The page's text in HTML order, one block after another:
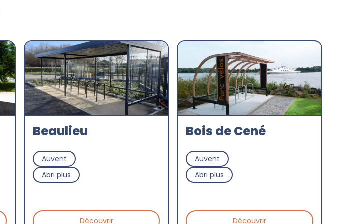
Beaulieu
Auvent
Abri plus
Découvrir
Bois de Cené
Auvent
Abri plus
Découvrir